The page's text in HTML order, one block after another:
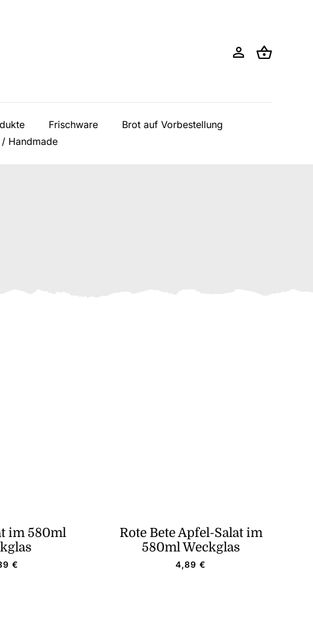
Frischware
Brot auf Vorbestellung
Handmade
im 580ml
€
Rote Bete Apfel-Salat im
580ml Weckglas
4,89€